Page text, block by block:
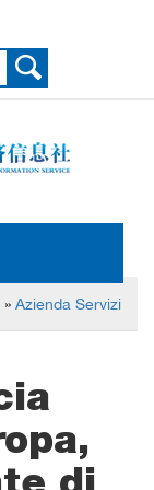
» Azienda Servizi